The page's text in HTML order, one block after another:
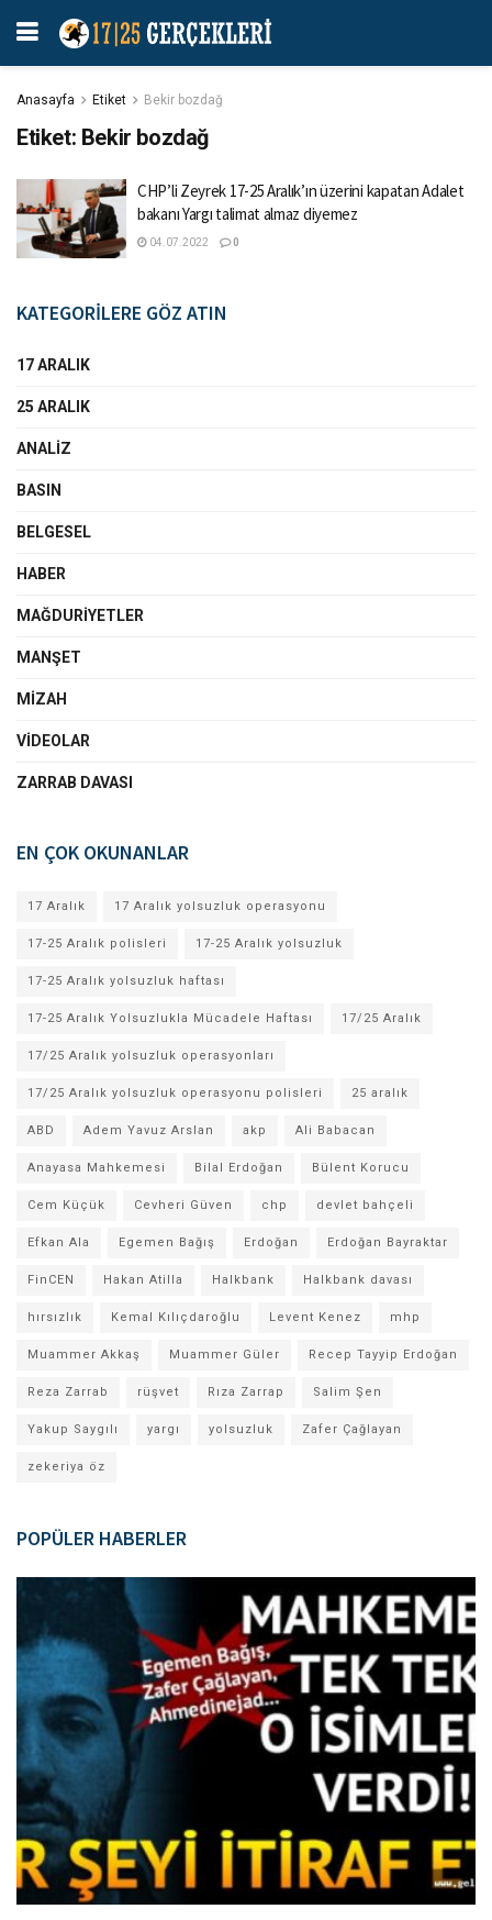
Anasayfa Etiket Bekir bozdağ
Etiket: Bekir bozdağ
CHP’li Zeyrek 17-25 Aralık’ın üzerini kapatan Adalet
bakanı Yargı talimat almaz diyemez
04.07.2022 0
KATEGORİLERE GÖZ ATIN
17 ARALIK
25 ARALIK
ANALIZ
BASIN
BELGESEL
HABER
MAĞDURIYETLER
MANŞET
MIZAH
VIDEOLAR
ZARRAB DAVASI
EN ÇOK OKUNANLAR
17 Aralık 17 Aralık yolsuzluk operasyonu
17-25 Aralık polisleri 17-25 Aralık yolsuzluk
17-25 Aralık yolsuzluk haftası
17-25 Aralık Yolsuzlukla Mücadele Haftası 17/25 Aralık
17/25 Aralık yolsuzluk operasyonları
17/25 Aralık yolsuzluk operasyonu polisleri 25 aralık
ABD Adem Yavuz Arslan akp Ali Babacan
Anayasa Mahkemesi Bilal Erdoğan Bülent Korucu
Cem Küçük Cevheri Güven chp devlet bahçeli
Efkan Ala Egemen Bağış Erdoğan Erdoğan Bayraktar
FinCEN Hakan Atilla Halkbank Halkbank davası
hırsızlık Kemal Kılıçdaroğlu Levent Kenez mhp
Muammer Akkaş Muammer Güler Recep Tayyip Erdoğan
Reza Zarrab rüşvet Rıza Zarrap Salim Şen
Yakup Saygılı yargı yolsuzluk Zafer Çağlayan
zekeriya öz
POPÜLER HABERLER